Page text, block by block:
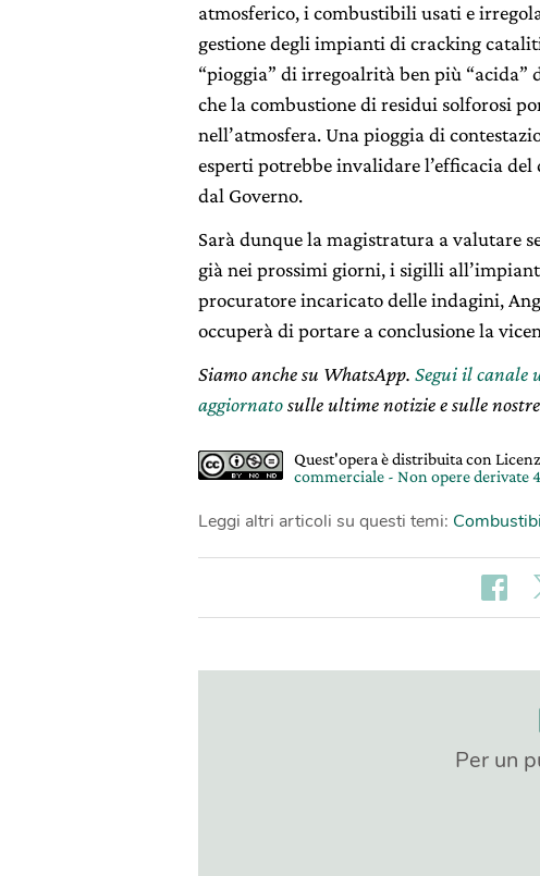
atmosferico, i combustibili usati e
gestione degli impianti di cracking
“pioggia” di irregoalrità ben più “acida”
che la combustione di residui solforosi
nell’atmosfera. Una pioggia di
esperti potrebbe invalidare l’efficacia del
dal Governo.
Sarà dunque la magistratura a valutare
già nei prossimi giorni, i sigilli
procuratore incaricato delle indagini,
occuperà di portare a conclusione la
Siamo anche su WhatsApp. Segui il canale
aggiornatosulle ultime notizie e sulle
Quest'opera è distribuita con
commerciale - Non opere derivate
Leggi altri articoli su questi temi:
Per un